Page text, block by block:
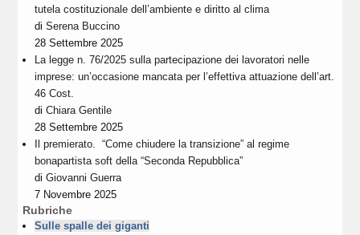
tutela costituzionale dell’ambiente e diritto al clima
diSerena Buccino
28 Settembre 2025
La legge n. 76/2025 sulla partecipazione dei lavoratori nelle
imprese: un’occasione mancata per l’effettiva attuazione dell’art.
46 Cost.
diChiara Gentile
28 Settembre 2025
Il premierato. “Come chiudere la transizione” al regime
bonapartista soft della “Seconda Repubblica”
diGiovanni Guerra
7 Novembre 2025
Rubriche
Sulle spalle dei giganti